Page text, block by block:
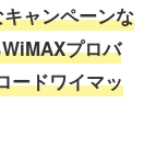
ャンペーンな
プロバ
ードワイマッ